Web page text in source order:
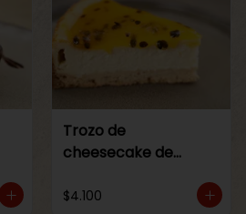
Trozo de
cheesecake de
$4.100